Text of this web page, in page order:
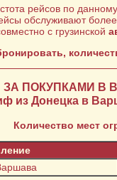
рейсов по
обслуживают
с грузинской
ЗА ПОКУПКАМИ В
из Донецка в
Количество мест